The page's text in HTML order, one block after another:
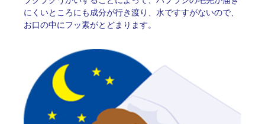
にくいところにも成分が行き渡り、水ですすがないので、
お口の中にフッ素がとどまります。